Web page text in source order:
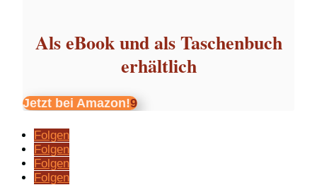
Als eBook und als Taschenbuch
erhältlich
Jetzt bei Amazon!
Folgen
Folgen
Folgen
Folgen